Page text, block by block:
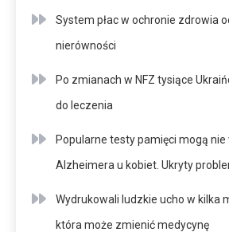
System płac w ochronie zdrowia
nierówności
Po zmianach w NFZ tysiące
do leczenia
Popularne testy pamięci mogą
Alzheimera u kobiet. Ukryty
Wydrukowali ludzkie ucho w kilka
która może zmienić medycynę